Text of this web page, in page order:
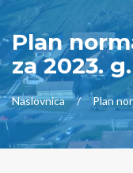
Plan
za 2023. g.
Naslovnica Plan